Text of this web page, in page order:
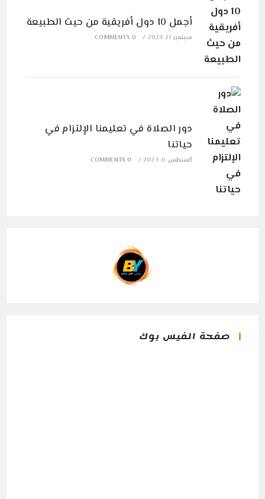
أجمل 10 دول أفريقية من حيث الطبيعة
سبتمبر 17, 2024 /
0 COMMENTS
دور الصلاة في تعليمنا الإلتزام في
حياتنا
أغسطس 6, 2024 /
0 COMMENTS
صفحة الفيس بوك